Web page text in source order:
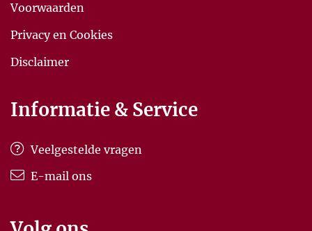
Voorwaarden
Privacy en Cookies
Disclaimer
Informatie & Service
Veelgestelde vragen
E-mail ons